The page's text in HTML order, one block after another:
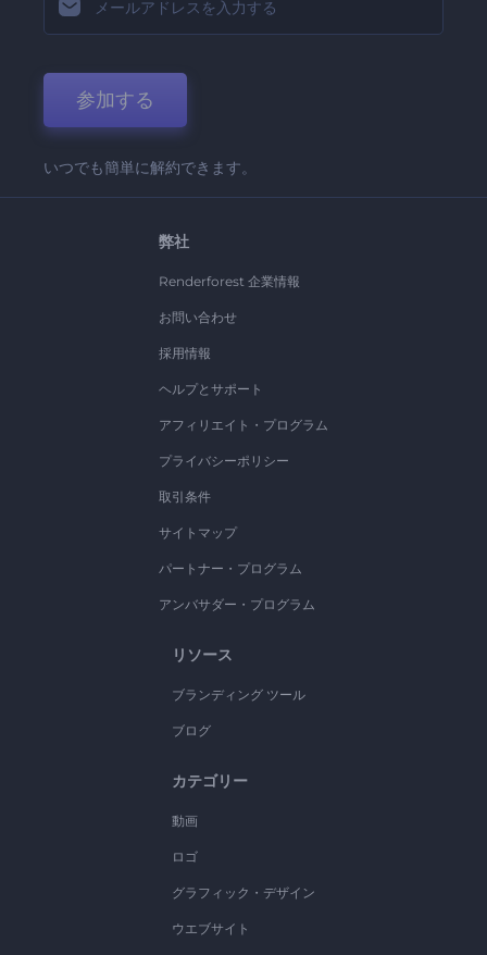
参加する
いつでも簡単に解約できます。
弊社
Renderforest 企業情報
お問い合わせ
採用情報
ヘルプとサポート
アフィリエイト・プログラム
プライバシーポリシー
取引条件
サイトマップ
パートナー・プログラム
アンバサダー・プログラム
リソース
ブランディング ツール
ブログ
カテゴリー
動画
ロゴ
グラフィック・デザイン
ウエブサイト